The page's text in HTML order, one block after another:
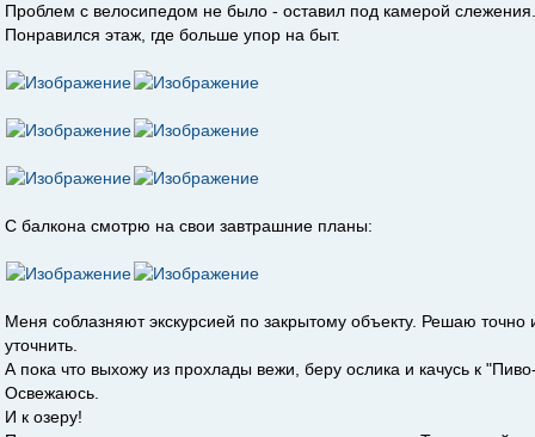
Проблем с велосипедом не было - оставил под камерой слежения.
Понравился этаж, где больше упор на быт.
С балкона смотрю на свои завтрашние планы:
Меня соблазняют экскурсией по закрытому объекту. Решаю точно
уточнить.
А пока что выхожу из прохлады вежи, беру ослика и качусь к
Освежаюсь.
И к озеру!